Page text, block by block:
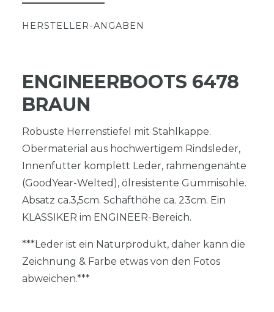
HERSTELLER-ANGABEN
ENGINEERBOOTS 6478
BRAUN
Robuste Herrenstiefel mit Stahlkappe.
Obermaterial aus hochwertigem Rindsleder,
Innenfutter komplett Leder, rahmengenähte
(GoodYear-Welted), ölresistente Gummisohle.
Absatz ca.3,5cm. Schafthöhe ca. 23cm. Ein
KLASSIKER im ENGINEER-Bereich.
***Leder ist ein Naturprodukt, daher kann die
Zeichnung & Farbe etwas von den Fotos
abweichen.***